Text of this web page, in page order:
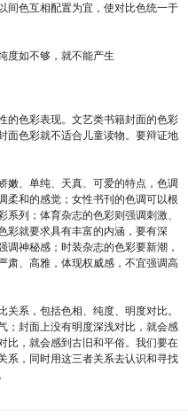
间色互相配置为宜，使对比色统一于
度如不够，就不能产生
的色彩表现。文艺类书籍封面的色彩
面色彩就不适合儿童读物。要辩证地
嫩、单纯、天真、可爱的特点，色调
柔和的感觉；女性书刊的色调可以根
列；体育杂志的色彩则强调刺激、
彩就要求具有丰富的内涵，要有深
调神秘感；时装杂志的色彩要新潮，
肃、高雅，体现权威感，不宜强调高
系，包括色相、纯度、明度对比。
；封面上没有明度深浅对比，就会感
比，就会感到古旧和平俗。我们要在
系，同时用这三者关系去认识和寻找